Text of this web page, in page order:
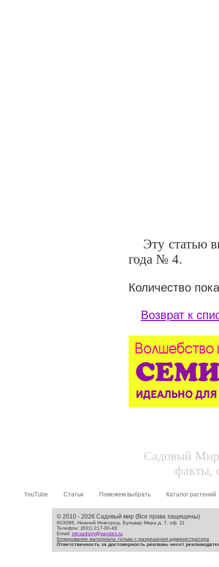
Эту статью
года № 4.
Количество
Возврат к
Садовый
факты,
YouTube Статьи Поможем выбрать Каталог растений
© 2010 - 2026 Садовый мир (Все права защищены)
603086, Нижний Новгород, Бульвар Мира д. 7, оф. 11
Телефон: (831) 217-00-46
Email: mir.sadovy@yandex.ru
Копирование материала только с разрешения администратора
Ответственность за достоверность рекламы несет